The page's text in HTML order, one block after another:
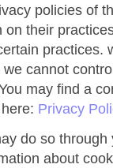
policies of
their
practices.
cannot
may find a
Privacy
do so through
about